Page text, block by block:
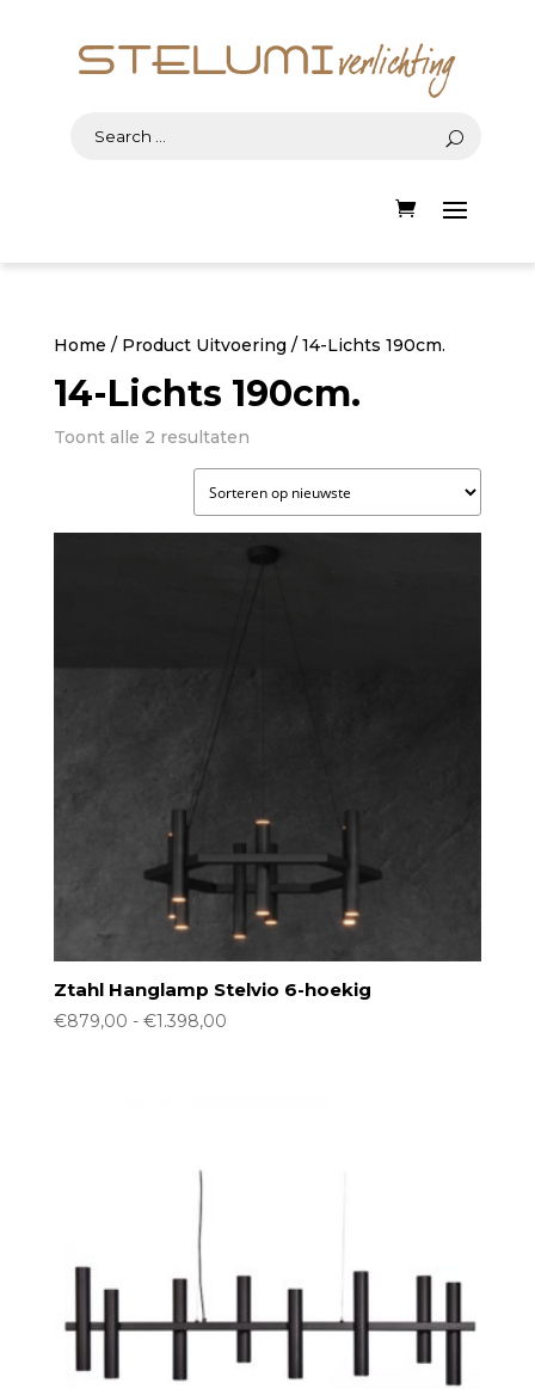
Home / Product Uitvoering / 14-Lichts 190cm.
14-Lichts 190cm.
Toont alle 2 resultatenGesorteerd
op
nieuwste
Ztahl Hanglamp Stelvio 6-hoekig
€879,00 - €1.398,00Prijsklasse: